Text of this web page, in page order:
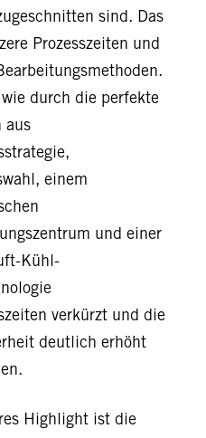
sind. Das
Prozesszeiten und
durch die perfekte
aus
einem
und einer
Kühl-
verkürzt und die
deutlich erhöht
Highlight ist die